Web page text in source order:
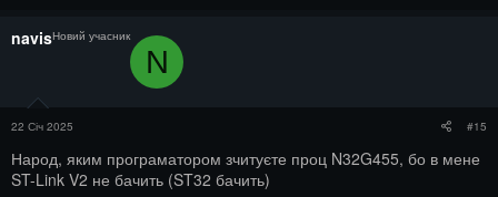
navisНовий учасник
N
22 Січ 2025 #15
Народ, яким програматором зчитуєте проц N32G455, бо в мене
ST-Link V2 не бачить (ST32 бачить)